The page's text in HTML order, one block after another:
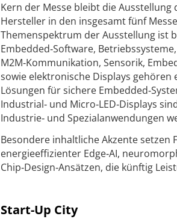
Kern der Messe bleibt die
Hersteller in den insgesamt fünf
Themenspektrum der Ausstellung ist
Embedded‑Software,
M2M‑Kommunikation, Sensorik,
sowie elektronische Displays gehören
Lösungen für sichere
Industrial‑ und Micro‑LED‑Displays
Industrie‑ und Spezialanwendungen
Besondere inhaltliche Akzente
energieeffizienter Edge‑AI,
Chip‑Design‑Ansätzen, die künftig
Start-Up City